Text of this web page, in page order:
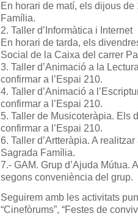
En horari de matí, els dijous
Família.
2. Taller d’Informàtica i Internet
En horari de tarda, els
Social de la Caixa del carrer
3. Taller d’Animació a la
confirmar a l’Espai 210.
4. Taller d’Animació a
confirmar a l’Espai 210.
5. Taller de Musicoteràpia. Els
confirmar a l’Espai 210.
6. Taller d’Artteràpia. A
Sagrada Família.
7.- GAM. Grup d’Ajuda Mútua.
segons conveniència del grup.
Seguirem amb les activitats
“Cinefòrums”, “Festes de